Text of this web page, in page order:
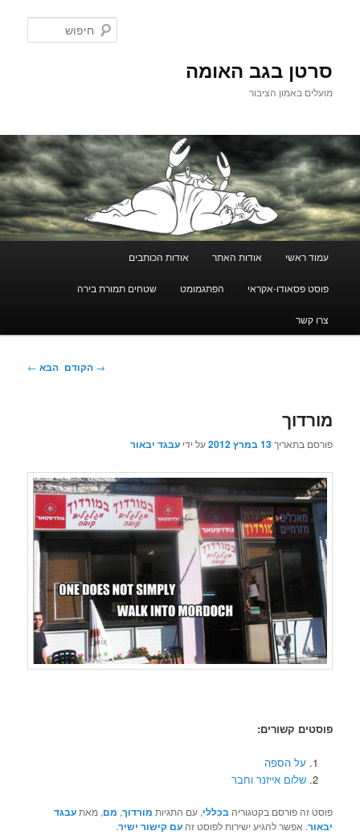
סרטן בגב האומה
מועלים באמון הציבור
עמוד ראשי אודות האתר אודות הכותבים
פוסט פסאודו-אקראי הפתגמומט שטחים תמורת בירה
צרו קשר
ניווט
→ הקודם הבא ←
מורדוך
פורסם בתאריך13 במרץ 2012 על ידיעבגד יבאור
פוסטים קשורים:
על הספה
שלום אייזנר וחבר
פוסט זה פורסם בקטגוריהבכללי, עם התגיות מורדוך, מם, מאתעבגד
יבאור. אפשר להגיע ישירות לפוסט זהעם קישור ישיר.